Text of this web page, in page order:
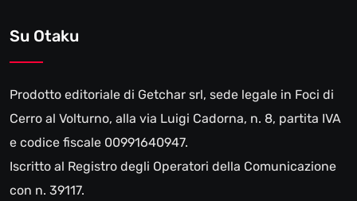
Su Otaku
Prodotto editoriale di Getchar srl, sede legale in Foci di
Cerro al Volturno, alla via Luigi Cadorna, n. 8, partita IVA
e codice fiscale 00991640947.
Iscritto al Registro degli Operatori della Comunicazione
con n. 39117.